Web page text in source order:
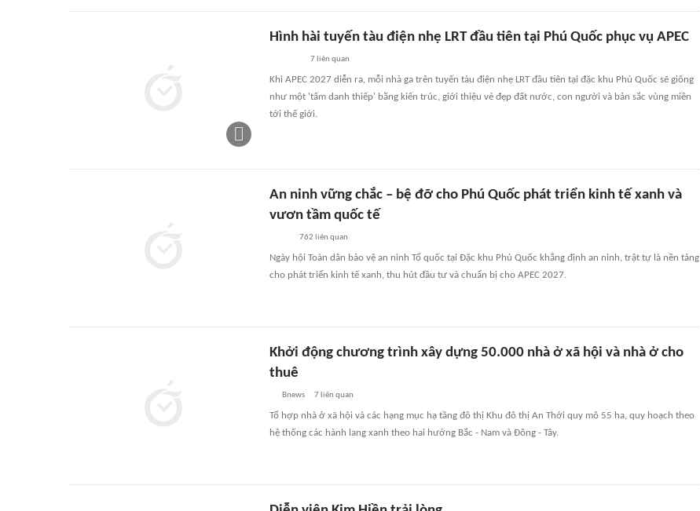
Hình hài tuyến tàu điện nhẹ LRT đầu tiên tại Phú Quốc phục vụ APEC
7liên quan
Khi APEC 2027 diễn ra, mỗi nhà ga trên tuyến tàu điện nhẹ LRT đầu tiên tại đặc khu Phú Quốc sẽ giống
như một 'tấm danh thiếp' bằng kiến trúc, giới thiệu vẻ đẹp đất nước, con người và bản sắc vùng miền
tới thế giới.
An ninh vững chắc – bệ đỡ cho Phú Quốc phát triển kinh tế xanh và
vươn tầm quốc tế
762 liên quan
Ngày hội Toàn dân bảo vệ an ninh Tổ quốc tại Đặc khu Phú Quốc khẳng định an ninh, trật tự là nền tảng
cho phát triển kinh tế xanh, thu hút đầu tư và chuẩn bị cho APEC 2027.
Khởi động chương trình xây dựng 50.000 nhà ở xã hội và nhà ở cho
thuê
Bnews 7 liên quan
Tổ hợp nhà ở xã hội và các hạng mục hạ tầng đô thị Khu đô thị An Thới quy mô 55 ha, quy hoạch theo
hệ thống các hành lang xanh theo hai hướng Bắc - Nam và Đông - Tây.